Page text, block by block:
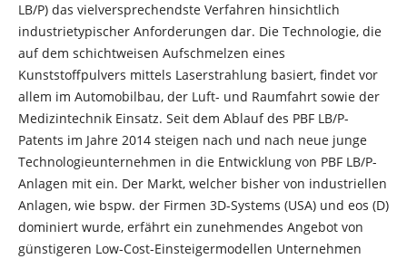
LB/P) das vielversprechendste Verfahren hinsichtlich
industrietypischer Anforderungen dar. Die Technologie, die
auf dem schichtweisen Aufschmelzen eines
Kunststoffpulvers mittels Laserstrahlung basiert, findet vor
allem im Automobilbau, der Luft- und Raumfahrt sowie der
Medizintechnik Einsatz. Seit dem Ablauf des PBF LB/P-
Patents im Jahre 2014 steigen nach und nach neue junge
Technologieunternehmen in die Entwicklung von PBF LB/P-
Anlagen mit ein. Der Markt, welcher bisher von industriellen
Anlagen, wie bspw. der Firmen 3D-Systems (USA) und eos (D)
dominiert wurde, erfährt ein zunehmendes Angebot von
günstigeren Low-Cost-Einsteigermodellen Unternehmen